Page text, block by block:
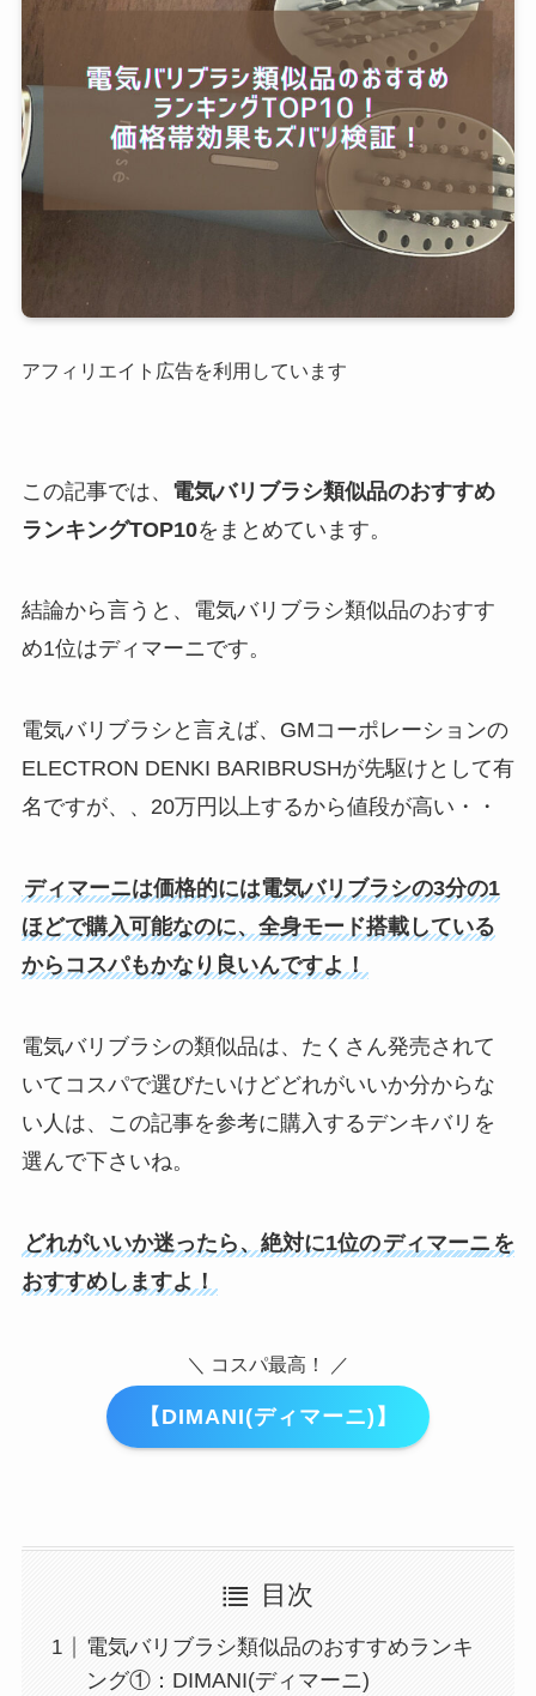
アフィリエイト広告を利用しています
この記事では、 電気バリブラシ類似品のおすすめ
ランキングTOP10をまとめています。
結論から言うと、電気バリブラシ類似品のおすす
め1位はディマーニです。
電気バリブラシと言えば、GMコーポレーションの
ELECTRON DENKI BARIBRUSHが先駆けとして有
名ですが、、20万円以上するから値段が高い・・
ディマーニは価格的には電気バリブラシの3分の1
ほどで購入可能なのに、全身モード搭載している
からコスパもかなり良いんですよ！
電気バリブラシの類似品は、たくさん発売されて
いてコスパで選びたいけどどれがいいか分からな
い人は、この記事を参考に購入するデンキバリを
選んで下さいね。
どれがいいか迷ったら、絶対に1位のディマーニ を
おすすめしますよ！
＼ コスパ最高！ ／
【DIMANI(ディマーニ)】
目次
電気バリブラシ類似品のおすすめランキ
ング①：DIMANI(ディマーニ)